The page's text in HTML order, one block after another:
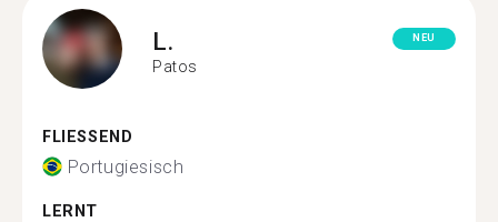
L.
Patos
NEU
FLIESSEND
Portugiesisch
LERNT